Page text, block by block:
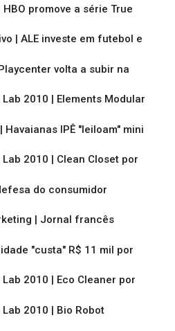
promove a série True
| ALE investe em futebol e
volta a subir na
2010 | Elements Modular
IPÊ "leiloam" mini
2010 | Clean Closet por
do consumidor
| Jornal francês
"custa" R$ 11 mil por
2010 | Eco Cleaner por
2010 | Bio Robot